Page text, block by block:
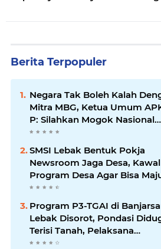
Berita Terpopuler
Negara Tak Boleh Kalah
Mitra MBG, Ketua Umum
P: Silahkan Mogok Nasional
Ganti Kantin Sekolah
SMSI Lebak Bentuk Pokja
Newsroom Jaga Desa, Kawal
Program Desa Agar Bisa Maju
dan Mandiri
Program P3-TGAI di
Lebak Disorot, Pondasi
Terisi Tanah, Pelaksana
Terancam Sanksi Berat